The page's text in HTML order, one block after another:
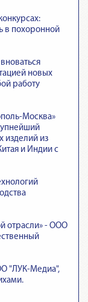
в похоронной
новых
работу
Москва»
изделий из
и Индии с
отрасли» - ООО
"ЛУК-Медиа",